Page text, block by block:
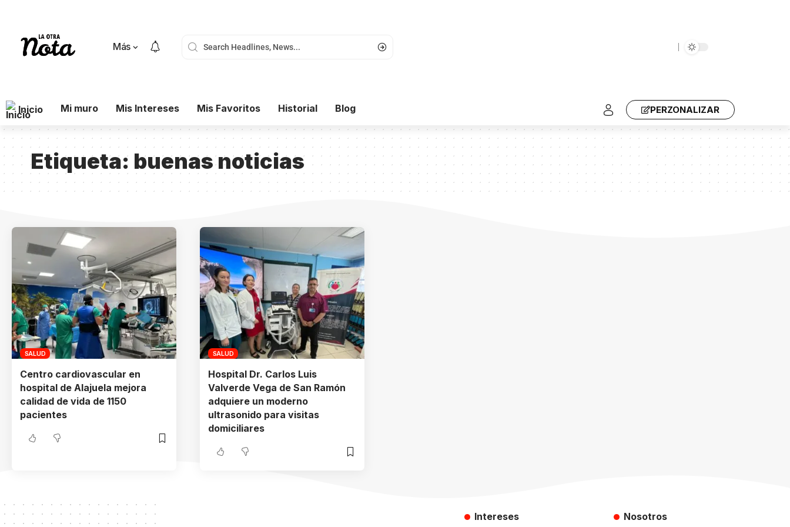
Más
Inicio Mi muro Mis Intereses Mis Favoritos Historial Blog PERZONALIZAR
Etiqueta: buenas noticias
SALUD
Centro cardiovascular en
hospital de Alajuela mejora
calidad de vida de 1150
pacientes
SALUD
Hospital Dr. Carlos Luis
Valverde Vega de San Ramón
adquiere un moderno
ultrasonido para visitas
domiciliares
Intereses Nosotros